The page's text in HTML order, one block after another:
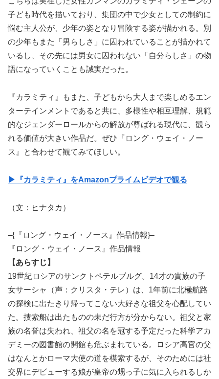
子ども時代を描いており、集団の中で少女としての制約に
悩む主人公が、少年の姿となり冒険する姿が描かれる。別
の少年もまた「男らしさ」に囚われていることが描かれて
いるし、その先には男女に囚われない「自分らしさ」の物
語になっていくことも誠実だった。
『カラミティ』もまた、子どもから大人まで楽しめるエン
ターテインメントであると共に、多様性や相互理解、規範
的なジェンダーロールからの解放が尊ばれる現代に、観ら
れる価値が大きい作品だ。ぜひ『ロング・ウェイ・ノー
ス』と合わせて観てみてほしい。
▶『カラミティ』をAmazonプライムビデオで観る
（文：ヒナタカ）
–{『ロング・ウェイ・ノース』作品情報}–
『ロング・ウェイ・ノース』作品情報
【あらすじ】
19世紀ロシアのサンクトペテルブルグ。14才の貴族の子
女サーシャ（声：クリスタ・テレ）は、1年前に北極航路
の探検に出たきり帰ってこない大好きな祖父を心配してい
た。捜索船は出たものの未だ行方が分からない。祖父と家
族の名誉は失われ、祖父の名を冠する予定だった科学アカ
デミーの図書館の開館も危ぶまれている。ロシア高官の父
はなんとかローマ大使の道を模索するが、そのためには社
交界にデビューする娘が皇帝の甥っ子に気に入られるしか